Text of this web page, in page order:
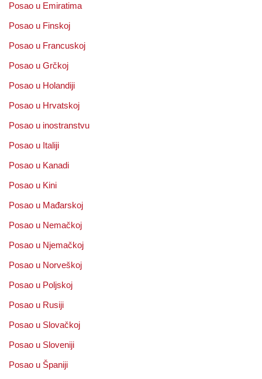
Posao u Emiratima
Posao u Finskoj
Posao u Francuskoj
Posao u Grčkoj
Posao u Holandiji
Posao u Hrvatskoj
Posao u inostranstvu
Posao u Italiji
Posao u Kanadi
Posao u Kini
Posao u Mađarskoj
Posao u Nemačkoj
Posao u Njemačkoj
Posao u Norveškoj
Posao u Poljskoj
Posao u Rusiji
Posao u Slovačkoj
Posao u Sloveniji
Posao u Španiji